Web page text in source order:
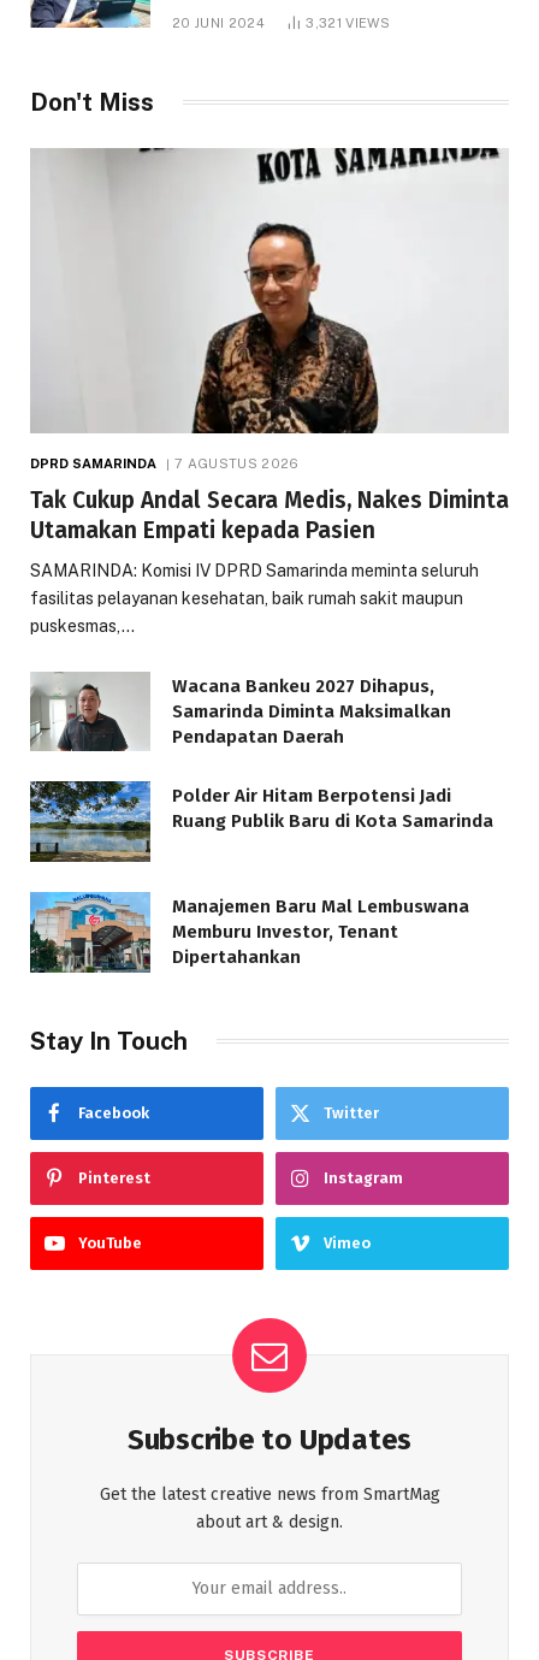
1.000 Hektare
20 JUNI 2024 3,321VIEWS
Don't Miss
DPRD SAMARINDA 7 AGUSTUS 2026
Tak Cukup Andal Secara Medis, Nakes Diminta
Utamakan Empati kepada Pasien
SAMARINDA: Komisi IV DPRD Samarinda meminta seluruh
fasilitas pelayanan kesehatan, baik rumah sakit maupun
puskesmas,…
Wacana Bankeu 2027 Dihapus,
Samarinda Diminta Maksimalkan
Pendapatan Daerah
Polder Air Hitam Berpotensi Jadi
Ruang Publik Baru di Kota Samarinda
Manajemen Baru Mal Lembuswana
Memburu Investor, Tenant
Dipertahankan
Stay In Touch
Facebook Twitter
Pinterest Instagram
YouTube Vimeo
Subscribe to Updates
Get the latest creative news from SmartMag
about art & design.